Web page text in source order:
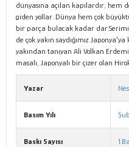
dünyasına açılan kapılardır, hem
giden yollar. Dünya hem çok
bir parça bulacak kadar
de çok yakın saydığımız
yakından tanıyan Ali Volkan
masalı, Japonyalı bir çizer olan
Yazar
Basım Yılı
Baskı Sayısı